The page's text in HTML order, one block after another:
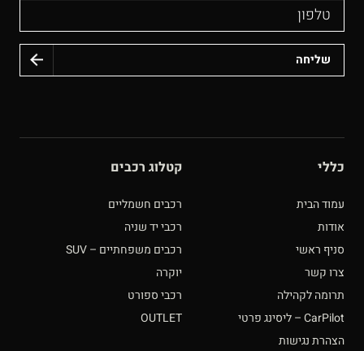
כללי
עמוד הבית
אודות
סניף ראשי
צרו קשר
תרומה לקהילה
CarPilot – ליסינג פרטי
הצהרת נגישות
קטלוג רכבים
רכבים חשמליים
רכבי יד שניה
רכבים משפחתיים – SUV
יוקרה
רכבי ספורט
OUTLET